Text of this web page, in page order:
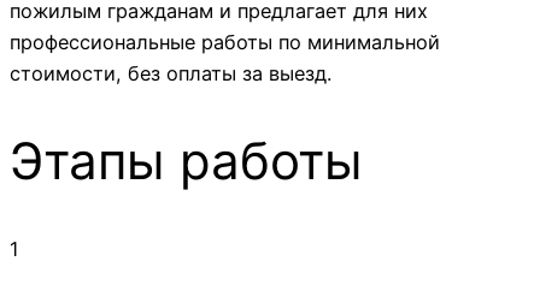
пожилым гражданам и предлагает для них
профессиональные работы по минимальной
стоимости, без оплаты за выезд.
Этапы работы
1